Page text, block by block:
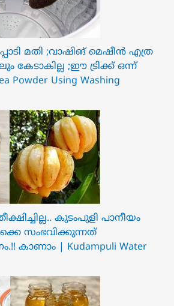
മതി ;വാഷിങ് മെഷീൻ എത്ര
കേടാകില്ല ;ഈ ട്രിക്ക് ഒന്ന്
Powder Using Washing
ക‍ു‌ടംപുളി പാനീയം
സംഭവിക്കുന്നത്
കാണാം | Kudampuli Water